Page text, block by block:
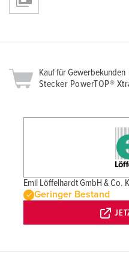
Kauf für Gewerbekunden
Stecker PowerTOP®
Emil Löffelhardt GmbH & Co.
Geringer Bestand